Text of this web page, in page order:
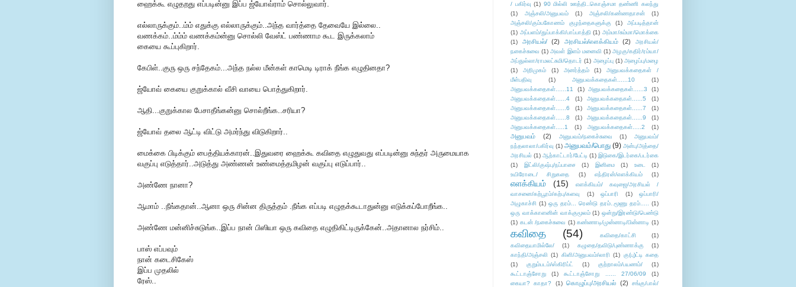
ஹைக்கூ எழுதறது எப்படின்னு இப்ப ஜ்யோவ்ராம் சொல்லுவார்.
எல்லாருக்கும்..ம்ம் எதுக்கு எல்லாருக்கும்..அந்த வார்த்தை தேவையே இல்லை..
வணக்கம்..ம்ம்ம் வணக்கம்ன்னு சொல்லி வேஸ்ட் பண்ணாம கூட இருக்கலாம்
கையை கூப்புகிறார்.
கேபிள்..குரு ஒரு சந்தேகம்...அந்த நல்ல மீன்கள் காமெடி டிராக் நீங்க எழுதினதா?
ஜ்யோவ் கையை குறுக்கால் வீசி வாயை பொத்துகிறார்.
ஆதி...குறுக்கால பேசாதீங்கன்னு சொல்றீங்க..சரியா?
ஜ்யோவ் தலை ஆட்டி விட்டு அமர்ந்து விடுகிறார்..
மைக்கை பிடிக்கும் பைத்தியக்காரன்..இதுவரை ஹைக்கூ கவிதை எழுதுவது எப்படின்னு சுந்தர் அருமையாக
வகுப்பு எடுத்தார்..அடுத்து அண்ணன் உண்மைத்தமிழன் வகுப்பு எடுப்பார்..
அண்ணே நானா?
ஆமாம் ..நீங்கதான்..ஆனா ஒரு சின்ன திருத்தம் .நீங்க எப்படி எழுதக்கூடாதுன்னு எடுக்கப்போறீங்க..
அண்ணே மன்னிச்சுடுங்க..இப்ப நான் பிஸியா ஒரு கவிதை எழுதிகிட்டிருக்கேன்..அதானால நர்சிம்..
பாஸ் எப்பவும்
நான் கடைசிகேஸ்
இப்ப முதலில்
ரேஸ்..
/ பகிர்வு (1) 90 மில்லி ஊத்தி..கொஞ்சமா தண்ணி கலந்து
(1)
அஞ்சலி/அனுபவம் (1) அஞ்சலி/கண்ணதாசன்
(1)
அஞ்சலி/கும்பகோணம் குழந்தைகளுக்கு
(1)
அப்படித்தான்
(1) அப்பளம்/துப்பாக்கி/பாப்பாத்தி (1) அம்மா/சும்மா/மொக்கை
(1)
அரசியல்/ (2) அரசியல்/எளக்கியம் (2)
அரசியல்/
நகைச்சுவை (1) அவள் இளம் மனைவி (1) அழகு/கதிர்/ரம்யா/
அப்துல்லா/ராமலட்சுமி/தொடர் (1) அழைப்பு (1) அழைப்பு/மழை
(1)
அறிமுகம் (1) அனர்த்தம் (1)
அனுபவக்கதைகள் /
மீள்பதிவு
(1) அனுபவக்கதைகள்......10
(1)
அனுபவக்கதைகள்......11
(1) அனுபவக்கதைகள்......3
(1)
அனுபவக்கதைகள்......4
(1) அனுபவக்கதைகள்......5
(1)
அனுபவக்கதைகள்......6
(1) அனுபவக்கதைகள்......7
(1)
அனுபவக்கதைகள்......8
(1) அனுபவக்கதைகள்......9
(1)
அனுபவக்கதைகள்.....1
(1) அனுபவக்கதைகள்.....2 (1)
அனுபவம் (2) அனுபவம்/நகைச்சுவை (1)
அனுபவம்/
நந்தலாலா/பகிர்வு (1) அனுபவம்/பொது (9) அன்பு/அத்தை/
அரசியல் (1) ஆற்காட்டார்/பேட்டி (1) இடுகை/இடர்கை/படர்கை
(1)
இட்லி/குஷ்பு/நப்பாசை (1) இனிமை (1) உடை
(1)
உயிரோடை/ சிறுகதை
(1) எந்திரன்/எளக்கியம் (1)
எளக்கியம் (15)
எளக்கியம்/ கவுஜை/அரசியல் /
வாசனை/கற்பூரம்/கற்பு/களவு
(1) ஒப்பாரி (1)
ஒப்பாரி/
அழுகாச்சி (1) ஒரு தரம்... ரெண்டு தரம்..மூணு தரம்..... (1)
ஒரு வாக்காளனின் வாக்குமூலம் (1) ஒன்று/இரண்டு/பெண்டு
(1) கடன் /நகைச்சுவை (1) கண்ணாடி/முன்னாடி/பின்னாடி (1)
கவிதை (54) கவிதை/காட்சி
(1)
கவிதையாமில்லே/
(1) கழுதை/தவிடு/புண்ணாக்கு
(1)
காந்தி/அஞ்சலி (1) கிளி/அனுபவம்/லாரி (1) கு(பு)ட்டி கதை
(1)
குறும்படம்/ஸ்கிரிப்ட் (1) குற்றாலம்/பயணம்/
(1)
கூட்டாஞ்சோறு
(1) கூட்டாஞ்சோறு ...... 27/06/09
(1)
கையா? காதா?
(1) கொழுப்பு/அரசியல் (2)
சங்கு/பால்/